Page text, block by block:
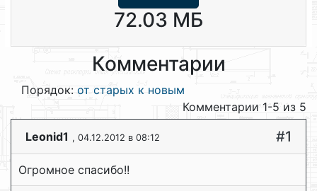
72.03 МБ
Комментарии
Порядок: от старых к новым
Комментарии 1-5 из 5
Leonid1 , 04.12.2012 в 08:12 #1
Огромное спасибо!!